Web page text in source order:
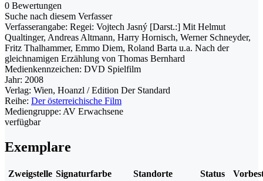
0 Bewertungen
Suche nach diesem Verfasser
Verfasserangabe: Regei: Vojtech Jasný [Darst.:] Mit Helmut
Qualtinger, Andreas Altmann, Harry Hornisch, Werner Schneyder,
Fritz Thalhammer, Emmo Diem, Roland Barta u.a. Nach der
gleichnamigen Erzählung von Thomas Bernhard
Medienkennzeichen: DVD Spielfilm
Jahr: 2008
Verlag: Wien, Hoanzl / Edition Der Standard
Reihe: Der österreichische Film
Mediengruppe: AV Erwachsene
verfügbar
Exemplare
Zweigstelle Signaturfarbe Standorte Status